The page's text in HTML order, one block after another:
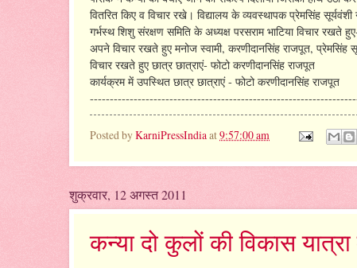
वितरित किए व विचार रखे। विद्यालय के व्यवस्थापक प्रेमसिंह
गर्भस्थ शिशु संरक्षण समिति के अध्यक्ष परसराम भाटिया विचार रखते
अपने विचार रखते हुए मनोज स्वामी, करणीदानसिंह राजपूत, प्रेमसिंह
विचार रखते हुए छात्र छात्राएं- फोटो करणीदानसिंह राजपूत
कार्यक्रम में उपस्थित छात्र छात्राएं - फोटो करणीदानसिंह राजपूत
Posted byKarniPressIndiaat9:57:00 am
शुक्रवार, 12 अगस्त 2011
कन्या दो कुलों की विकास